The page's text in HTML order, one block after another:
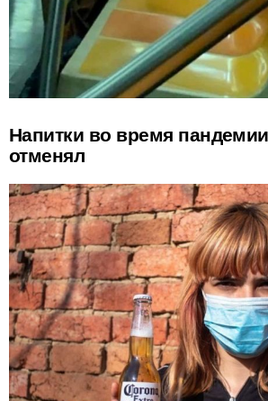
Напитки во время
отменял